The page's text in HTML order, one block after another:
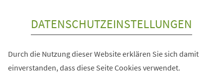
DATENSCHUTZEINSTELLUNGEN
Durch die Nutzung dieser Website erklären Sie sich damit
einverstanden, dass diese Seite Cookies verwendet.